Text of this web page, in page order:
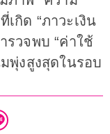
กิด “ภาวะเงิน
รวจพบ “ค่าใช้
พุ่งสูงสุดในรอบ